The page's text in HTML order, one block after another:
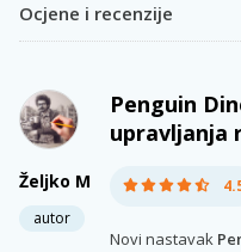
Ocjene i recenzije
Željko M
autor
Penguin
upravljanja
Novi nastavak